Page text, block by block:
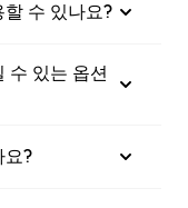
수 있나요?
수 있는 옵션
요?